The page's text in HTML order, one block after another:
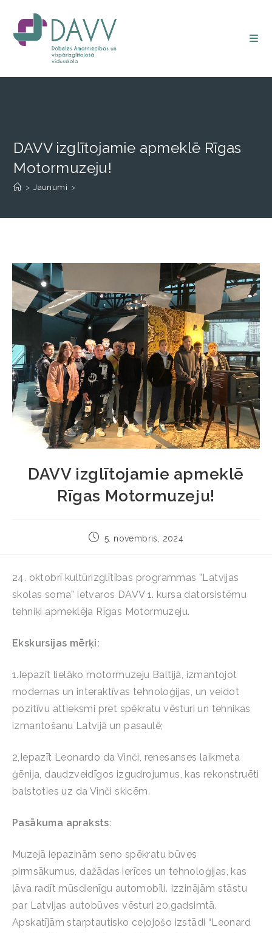
DAVV izglītojamie apmeklē Rīgas
Motormuzeju!
> Jaunumi >
DAVV izglītojamie apmeklē
Rīgas Motormuzeju!
5. novembris, 2024
24. oktobrī kultūrizglītības programmas ”Latvijas
skolas soma” ietvaros DAVV 1. kursa datorsistēmu
tehniķi apmeklēja Rīgas Motormuzeju.
Ekskursijas mērķi:
1.Iepazīt lielāko motormuzeju Baltijā, izmantojot
modernas un interaktīvas tehnoloģijas, un veidot
pozitīvu attieksmi pret spēkratu vēsturi un tehnikas
izmantošanu Latvijā un pasaulē;
2,Iepazīt Leonardo da Vinči, renesanses laikmeta
ģēnija, daudzveidīgos izgudrojumus, kas rekonstruēti
balstoties uz da Vinči skicēm.
Pasākuma apraksts:
Muzejā iepazinām seno spēkratu būves
pirmsākumus, dažādas ierīces un tehnoloģijas, kas
ļāva radīt mūsdienīgu automobīli. Izzinājām stāstu
par Latvijas autobūves vēsturi 20.gadsimtā.
Apskatījām starptautisko ceļojošo izstādi “Leonard